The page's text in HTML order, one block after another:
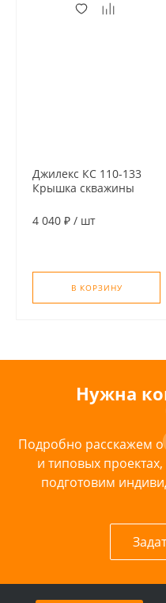
Джилекс КС 110-133
Крышка скважины
проушина для
4 040 ₽ / шт
В КОРЗИНУ
Нужна
Подробно расскажем о
и типовых
подготовим